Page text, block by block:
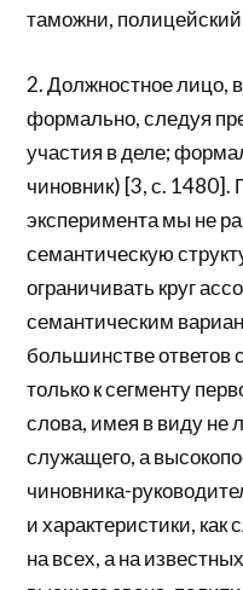
таможни,
2. Должностное лицо,
формально, следуя
участия в деле;
чиновник) [3, с. 1480].
эксперимента мы не
семантическую
ограничивать круг
семантическим
большинстве ответов
только к сегменту
слова, имея в виду не
служащего, а
чиновника-
и характеристики,
на всех, а на